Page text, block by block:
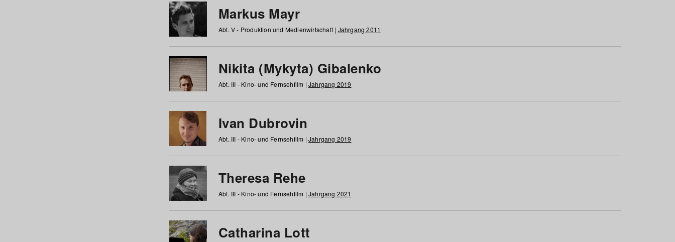
Markus Mayr
Abt. V - Produktion und Medienwirtschaft | Jahrgang 2011
Nikita (Mykyta) Gibalenko
Abt. III - Kino- und Fernsehfilm | Jahrgang 2019
Ivan Dubrovin
Abt. III - Kino- und Fernsehfilm | Jahrgang 2019
Theresa Rehe
Abt. III - Kino- und Fernsehfilm | Jahrgang 2021
Catharina Lott